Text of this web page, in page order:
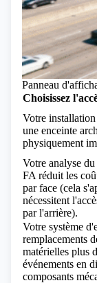
Panneau
Choisissez
Votre
une enceinte
physiquement
Votre analyse
FA réduit les
par face (cela
nécessitent
par l'arrière).
Votre système
remplacements
matérielles plus
événements en
composants